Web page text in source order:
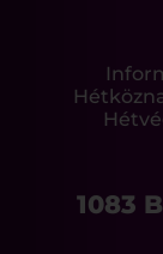
1083